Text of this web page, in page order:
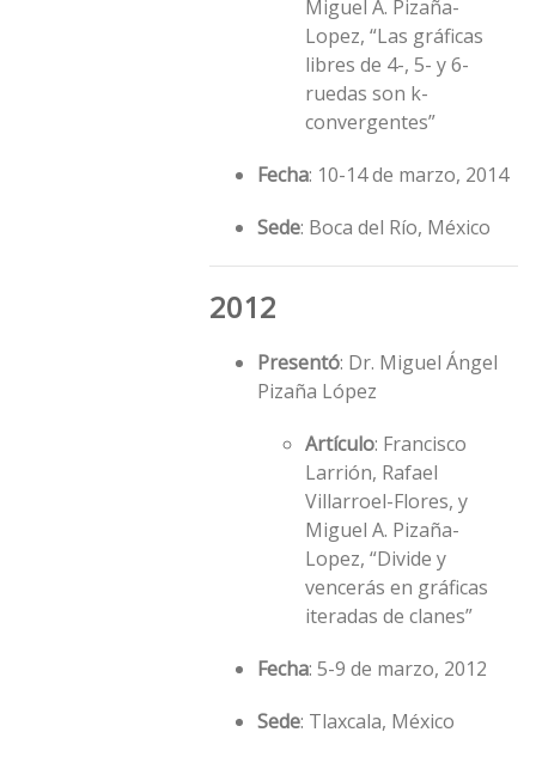
Miguel A. Pizaña-
Lopez, “Las gráficas
libres de 4-, 5- y 6-
ruedas son k-
convergentes”
Fecha: 10-14 de marzo, 2014
Sede: Boca del Río, México
2012
Presentó: Dr. Miguel Ángel
Pizaña López
Artículo: Francisco
Larrión, Rafael
Villarroel-Flores, y
Miguel A. Pizaña-
Lopez, “Divide y
vencerás en gráficas
iteradas de clanes”
Fecha: 5-9 de marzo, 2012
Sede: Tlaxcala, México